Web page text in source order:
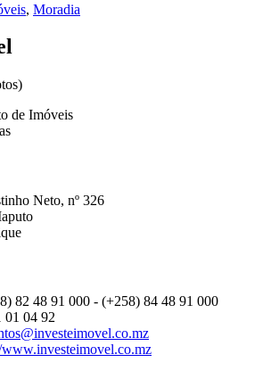
, Moradia
de Imóveis
Neto, nº 326
82 48 91 000 - (+258) 84 48 91 000
01 04 92